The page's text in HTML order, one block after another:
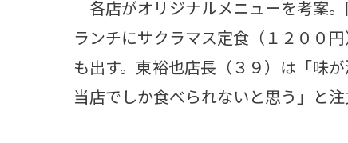
各店がオリジナルメニューを考案
ランチにサクラマス定食（１２００
も出す。東裕也店長（３９）は「味
当店でしか食べられないと思う」と注